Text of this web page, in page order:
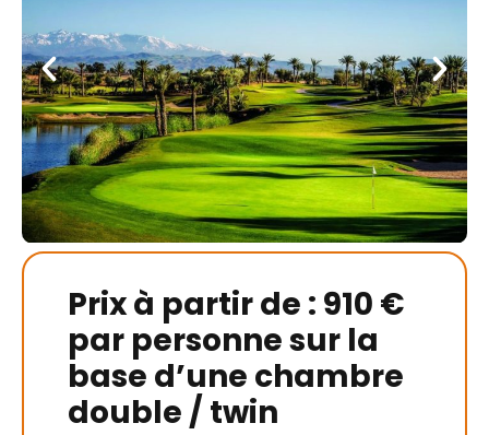
Prix à partir de : 910 €
par personne sur la
base d’une chambre
double / twin